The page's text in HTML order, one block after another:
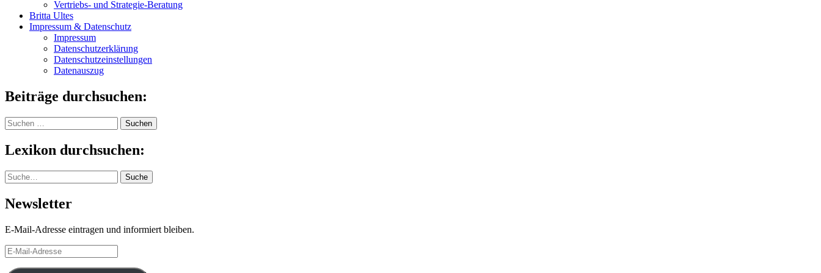
Vertriebs- und Strategie-Beratung
Britta Ultes
Impressum & Datenschutz
Impressum
Datenschutzerklärung
Datenschutzeinstellungen
Datenauszug
Beiträge durchsuchen:
Suchen
nach:
Lexikon durchsuchen:
Suche Suche
Newsletter
E-Mail-Adresse eintragen und informiert bleiben.
E-
Mail-